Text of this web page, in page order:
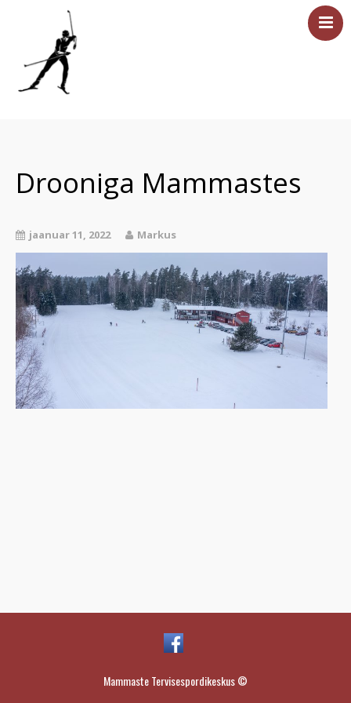
Majutus
Saun
Ettevõtetele
Üritused
Hinnakiri
Asukoht ja kontakt
Drooniga Mammastes
jaanuar 11, 2022 Markus
Mammaste Tervisespordikeskus ©